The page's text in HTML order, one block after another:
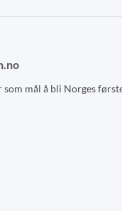
mål å bli Norges